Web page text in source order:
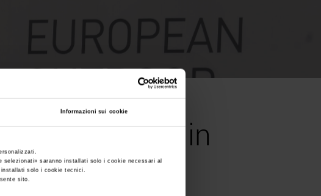
Informazioni sui cookie
selezionati» saranno installati solo i cookie necessari al
installati solo i cookie tecnici.
sito.
show, in
per tiro